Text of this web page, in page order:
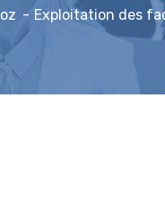
Exploitation des